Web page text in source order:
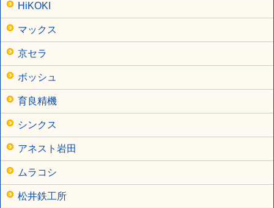
HiKOKI
マックス
京セラ
ボッシュ
育良精機
シンクス
アネスト岩田
ムラコシ
松井鉄工所